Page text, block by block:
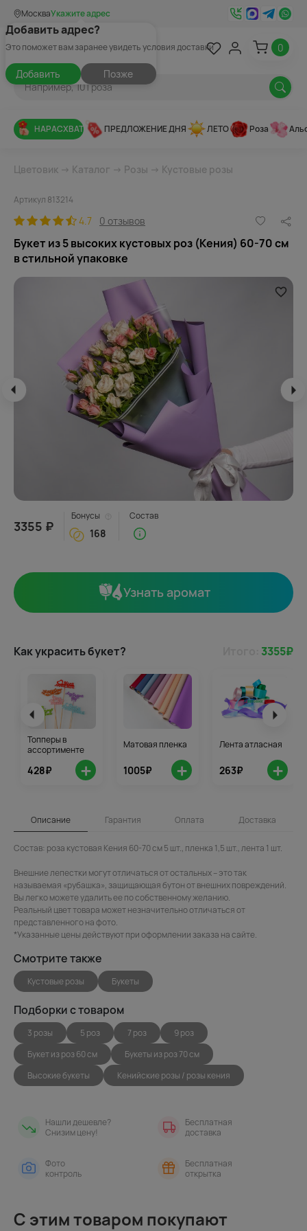
МоскваУкажите адрес
Добавить адрес?
Это поможет вам заранее увидеть условия доставки
Добавить Позже
0
НАРАСХВАТ ПРЕДЛОЖЕНИЕ ДНЯ ЛЕТО Роза
Цветовик → Каталог → Розы → Кустовые розы
Артикул 813214
4.7 0 отзывов
Букет из 5 высоких кустовых роз (Кения) 60-70 см
в стильной упаковке
3355 ₽
Бонусы
168
Состав
Узнать аромат
Как украсить букет? 3355₽
Топперы в
ассортименте
428₽ +
Матовая пленка
1005₽ +
Лента атласная
263₽ +
Описание Гарантия Оплата Доставка
Состав: роза кустовая Кения 60-70 см 5 шт., пленка 1,5 шт., лента 1 шт.
Внешние лепестки могут отличаться от остальных – это так
называемая «рубашка», защищающая бутон от внешних повреждений.
Вы легко можете удалить ее по собственному желанию.
Реальный цвет товара может незначительно отличаться от
представленного на фото.
*Указанные цены действуют при оформлении заказа на сайте.
Смотрите также
Кустовые розы Букеты
Подборки с товаром
3 розы 5 роз 7 роз
9 роз
Букет из роз 60 см
Букеты из роз 70 см
Высокие букеты
Кенийские розы / розы кения
Нашли дешевле?
Снизим цену!
Бесплатная
доставка
Фото
контроль
Бесплатная
открытка
С этим товаром покупают